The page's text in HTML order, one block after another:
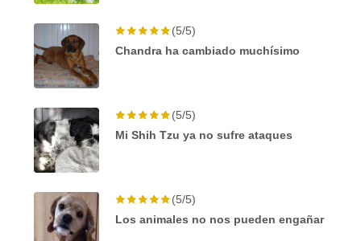
(5/5)
Chandra ha cambiado muchísimo
(5/5)
Mi Shih Tzu ya no sufre ataques
(5/5)
Los animales no nos pueden engañar